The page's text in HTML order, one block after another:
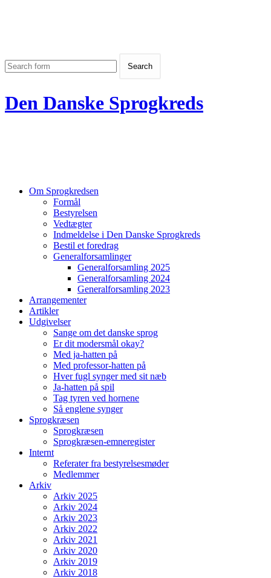
Den Danske Sprogkreds
Om Sprogkredsen
Formål
Bestyrelsen
Vedtægter
Indmeldelse i Den Danske Sprogkreds
Bestil et foredrag
Generalforsamlinger
Generalforsamling 2025
Generalforsamling 2024
Generalforsamling 2023
Arrangementer
Artikler
Udgivelser
Sange om det danske sprog
Er dit modersmål okay?
Med ja-hatten på
Med professor-hatten på
Hver fugl synger med sit næb
Ja-hatten på spil
Tag tyren ved hornene
Så englene synger
Sprogkræsen
Sprogkræsen
Sprogkræsen-emneregister
Internt
Referater fra bestyrelsesmøder
Medlemmer
Arkiv
Arkiv 2025
Arkiv 2024
Arkiv 2023
Arkiv 2022
Arkiv 2021
Arkiv 2020
Arkiv 2019
Arkiv 2018